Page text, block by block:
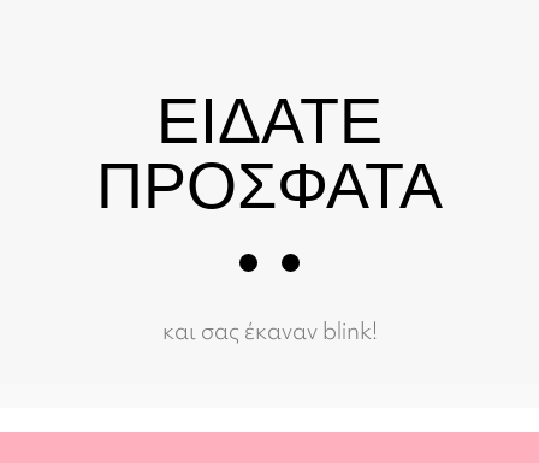
ΕΙΔΑΤΕ
ΠΡΟΣΦΑΤΑ
και σας έκαναν blink!